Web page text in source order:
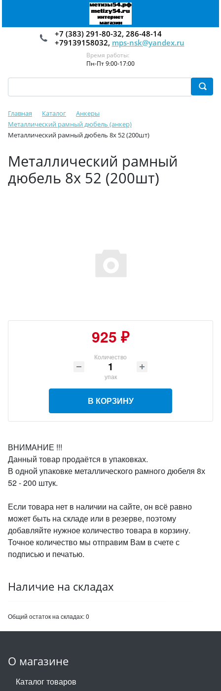
+7 (383) 291-80-32, 286-48-14
+79139158032, mps-nsk@yandex.ru
Время работы:
Пн-Пт 9:00-17:00
Главная Каталог
Анкеры
Металлический рамный дюбель (анкер)
Металлический рамный дюбель 8х 52 (200шт)
Металлический рамный
дюбель 8х 52 (200шт)
925 ₽
Количество
упак
В КОРЗИНУ
ВНИМАНИЕ !!!
Данный товар продаётся в упаковках.
В одной упаковке металлического рамного дюбеля 8х
52 - 200 штук.
Если товара нет в наличии на сайте, он всё равно
может быть на складе или в резерве, поэтому
добавляйте нужное количество товара в корзину.
Точное количество мы отправим Вам в счете с
подписью и печатью.
Наличие на складах
Общий остаток на складах:0
О магазине
Каталог товаров